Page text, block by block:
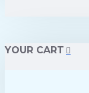
YOUR CART